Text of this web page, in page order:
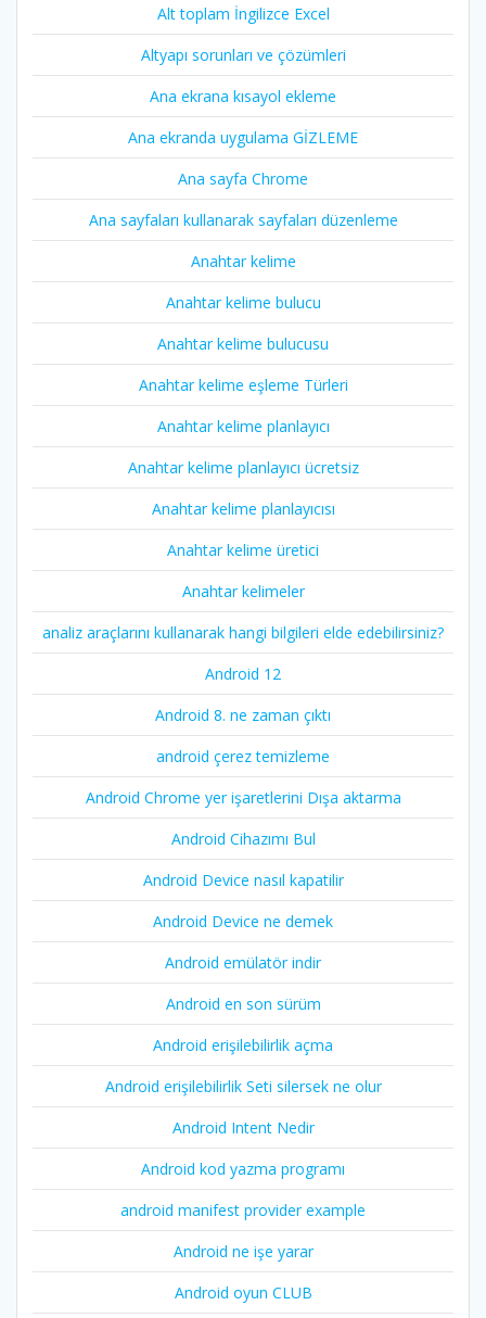
Alt toplam İngilizce Excel
Altyapı sorunları ve çözümleri
Ana ekrana kısayol ekleme
Ana ekranda uygulama GİZLEME
Ana sayfa Chrome
Ana sayfaları kullanarak sayfaları düzenleme
Anahtar kelime
Anahtar kelime bulucu
Anahtar kelime bulucusu
Anahtar kelime eşleme Türleri
Anahtar kelime planlayıcı
Anahtar kelime planlayıcı ücretsiz
Anahtar kelime planlayıcısı
Anahtar kelime üretici
Anahtar kelimeler
analiz araçlarını kullanarak hangi bilgileri elde edebilirsiniz?
Android 12
Android 8. ne zaman çıktı
android çerez temizleme
Android Chrome yer işaretlerini Dışa aktarma
Android Cihazımı Bul
Android Device nasıl kapatilir
Android Device ne demek
Android emülatör indir
Android en son sürüm
Android erişilebilirlik açma
Android erişilebilirlik Seti silersek ne olur
Android Intent Nedir
Android kod yazma programı
android manifest provider example
Android ne işe yarar
Android oyun CLUB